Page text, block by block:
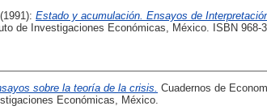
(1991): Estado y acumulación. Ensayos de
de Investigaciones Económicas, México. ISBN 968-
sobre la teoría de la crisis. Cuadernos de
Económicas, México.